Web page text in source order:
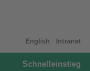
Intranet
English
Schnelleinstieg